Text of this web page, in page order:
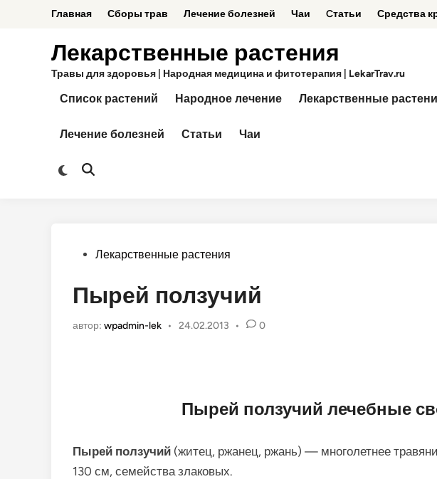
содержимому
Главная Сборы трав Лечение болезней Чаи Cтатьи Средства
Лекарственные растения
Травы для здоровья | Народная медицина и фитотерапия | LekarTrav.ru
Список растений Народное лечение Лекарственные
Лечение болезней Статьи Чаи
Переключить
Открыть
Опубликовано
Лекарственные растения
Пырей ползучий
автор: wpadmin-lek • 24.02.2013 • 0
Пырей ползучий лечебные
Пырей ползучий (житец, ржанец, ржань) — многолетнее
130 см, семейства злаковых.